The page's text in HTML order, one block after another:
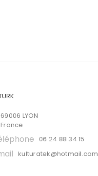
69006 LYON
France
06 24 88 34 15
kulturatek@hotmail.com